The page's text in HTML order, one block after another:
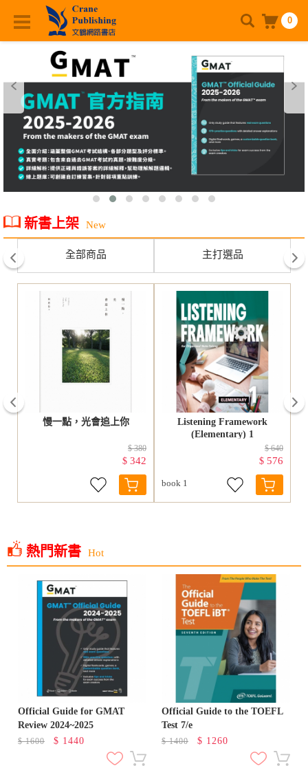
0
新書上架 New
全部商品 主打選品
prev
慢一點，光會追上你
$ 380
$ 342
Listening Framework
(Elementary) 1
$ 640
$ 576
book 1
熱門新書 Hot
Official Guide for GMAT
Review 2024~2025
$1600 $ 1440
Official Guide to the TOEFL
Test 7/e
$1400 $ 1260